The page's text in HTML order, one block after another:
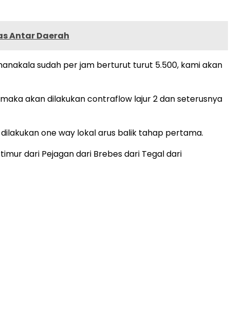
Antar Daerah
sudah per jam berturut turut 5.500, kami akan
akan dilakukan contraflow lajur 2 dan seterusnya
one way lokal arus balik tahap pertama.
dari Pejagan dari Brebes dari Tegal dari